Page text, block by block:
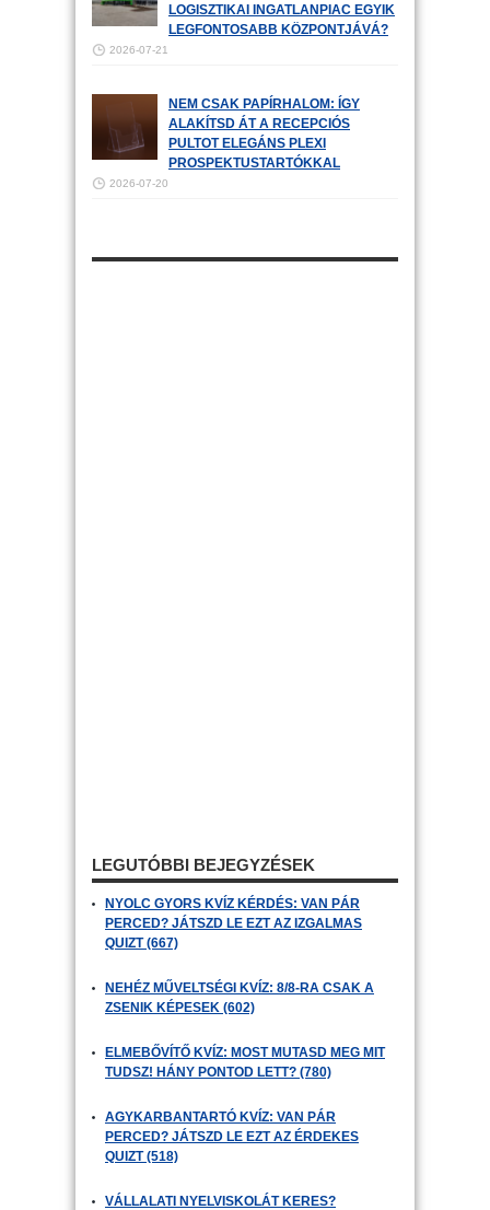
LOGISZTIKAI INGATLANPIAC EGYIK
LEGFONTOSABB KÖZPONTJÁVÁ?
2026-07-21
NEM CSAK PAPÍRHALOM: ÍGY
ALAKÍTSD ÁT A RECEPCIÓS
PULTOT ELEGÁNS PLEXI
PROSPEKTUSTARTÓKKAL
2026-07-20
LEGUTÓBBI BEJEGYZÉSEK
NYOLC GYORS KVÍZ KÉRDÉS: VAN PÁR
PERCED? JÁTSZD LE EZT AZ IZGALMAS
QUIZT (667)
NEHÉZ MŰVELTSÉGI KVÍZ: 8/8-RA CSAK A
ZSENIK KÉPESEK (602)
ELMEBŐVÍTŐ KVÍZ: MOST MUTASD MEG MIT
TUDSZ! HÁNY PONTOD LETT? (780)
AGYKARBANTARTÓ KVÍZ: VAN PÁR
PERCED? JÁTSZD LE EZT AZ ÉRDEKES
QUIZT (518)
VÁLLALATI NYELVISKOLÁT KERES?